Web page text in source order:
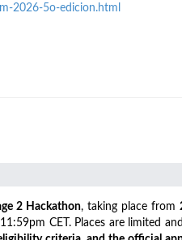
2026-5o-edicion.html
2 Hackathon, taking place from
CET. Places are limited